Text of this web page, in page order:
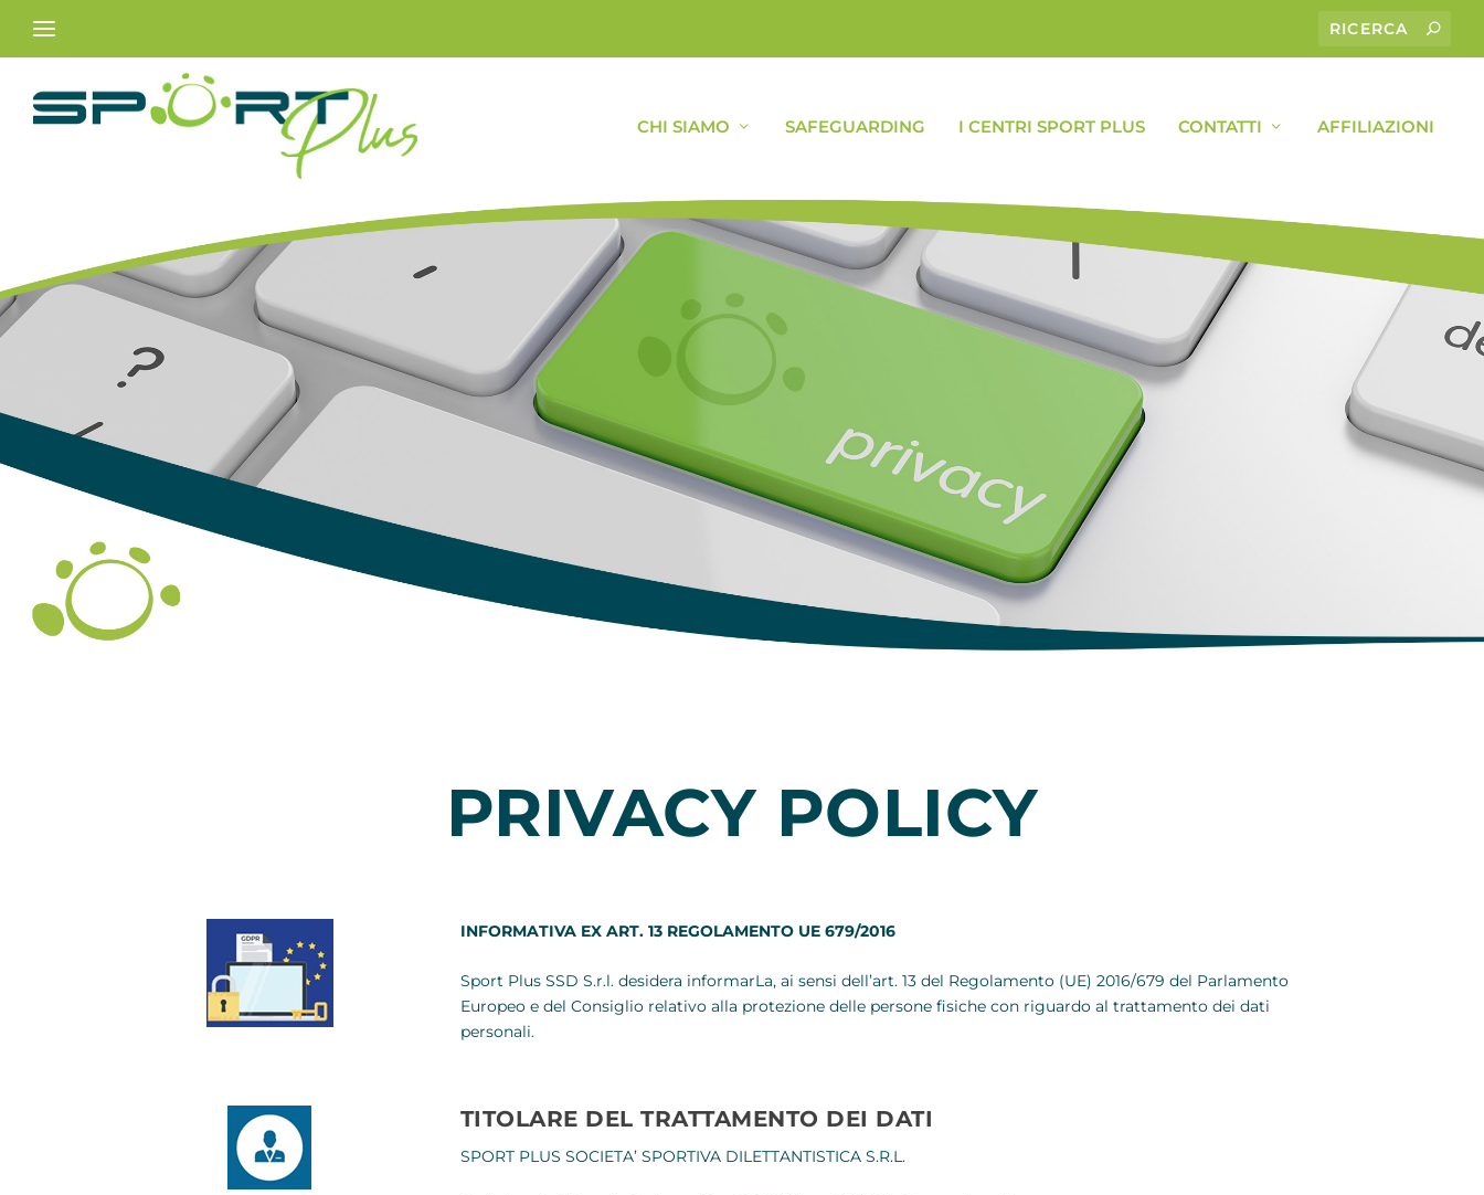
CHI SIAMO SAFEGUARDING I CENTRI SPORT PLUS CONTATTI AFFILIAZIONI
PRIVACY POLICY
INFORMATIVA EX ART. 13 REGOLAMENTO UE 679/2016
Sport Plus SSD S.r.l. desidera informarLa, ai sensi dell’art. 13 del Regolamento (UE) 2016/679 del Parlamento
Europeo e del Consiglio relativo alla protezione delle persone fisiche con riguardo al trattamento dei dati
personali.
TITOLARE DEL TRATTAMENTO DEI DATI
SPORT PLUS SOCIETA’ SPORTIVA DILETTANTISTICA S.R.L.